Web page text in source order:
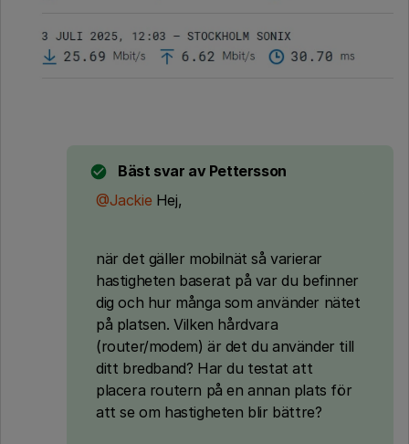
Bäst svar av Pettersson
@Jackie Hej,
när det gäller mobilnät så varierar
hastigheten baserat på var du befinner
dig och hur många som använder nätet
på platsen. Vilken hårdvara
(router/modem) är det du använder till
ditt bredband? Har du testat att
placera routern på en annan plats för
att se om hastigheten blir bättre?